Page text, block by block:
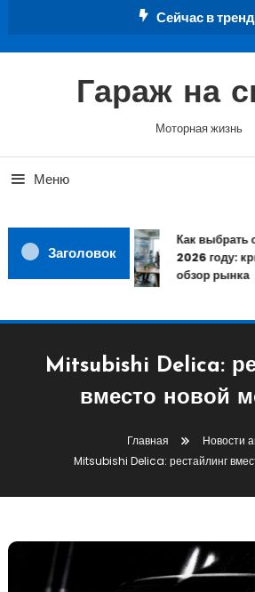
Сейчас в
Гараж на
Моторная жизнь
Меню
Заголовок
Как выбрать
2026 году:
обзор рынка
Mitsubishi Delica:
вместо новой
Главная
Новости
Mitsubishi Delica: рестайлинг